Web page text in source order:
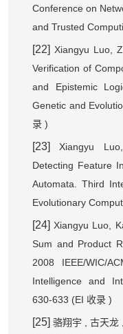
Conference on
and Trusted
[22] Xiangyu Luo,
Verification of
and Epistemic
Genetic and
录)
[23] Xiangyu
Detecting Feature
Automata. Third
Evolutionary
[24] Xiangyu Luo,
Sum and Product
2008 IEEE/WIC/
Intelligence and
630-633 (EI 收录)
[25] 骆翔宇 ,古天龙